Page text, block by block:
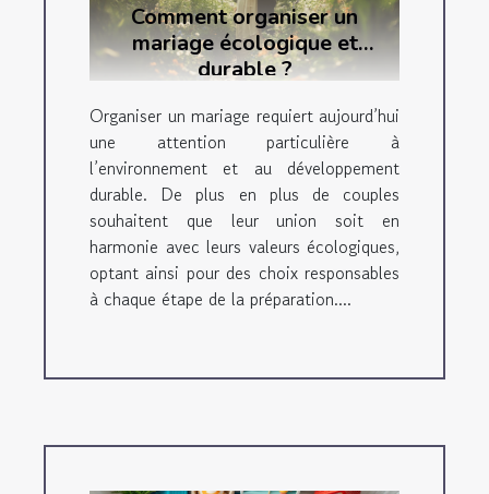
Comment organiser un
mariage écologique et
durable ?
Organiser un mariage requiert aujourd’hui
une attention particulière à
l’environnement et au développement
durable. De plus en plus de couples
souhaitent que leur union soit en
harmonie avec leurs valeurs écologiques,
optant ainsi pour des choix responsables
à chaque étape de la préparation....